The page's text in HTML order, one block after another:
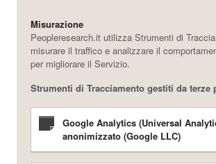
Misurazione
Peopleresearch.it utilizza Strumenti di
misurare il traffico e analizzare il
per migliorare il Servizio.
Strumenti di Tracciamento gestiti da terze
Google Analytics (Universal
anonimizzato (Google LLC)